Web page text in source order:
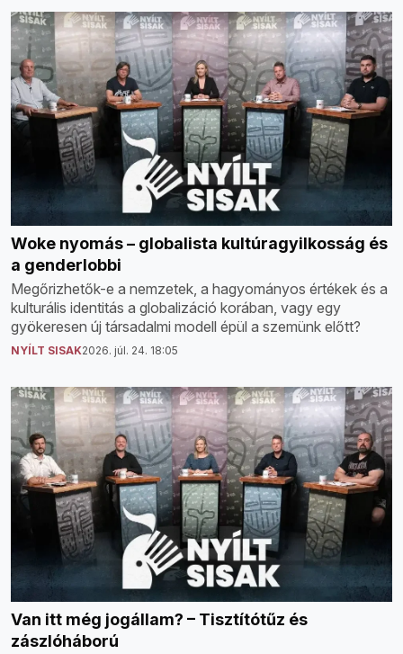
Woke nyomás – globalista kultúragyilkosság és
a genderlobbi
Megőrizhetők-e a nemzetek, a hagyományos értékek és a
kulturális identitás a globalizáció korában, vagy egy
gyökeresen új társadalmi modell épül a szemünk előtt?
NYÍLT SISAK2026. júl. 24. 18:05
Van itt még jogállam? – Tisztítótűz és
zászlóháború